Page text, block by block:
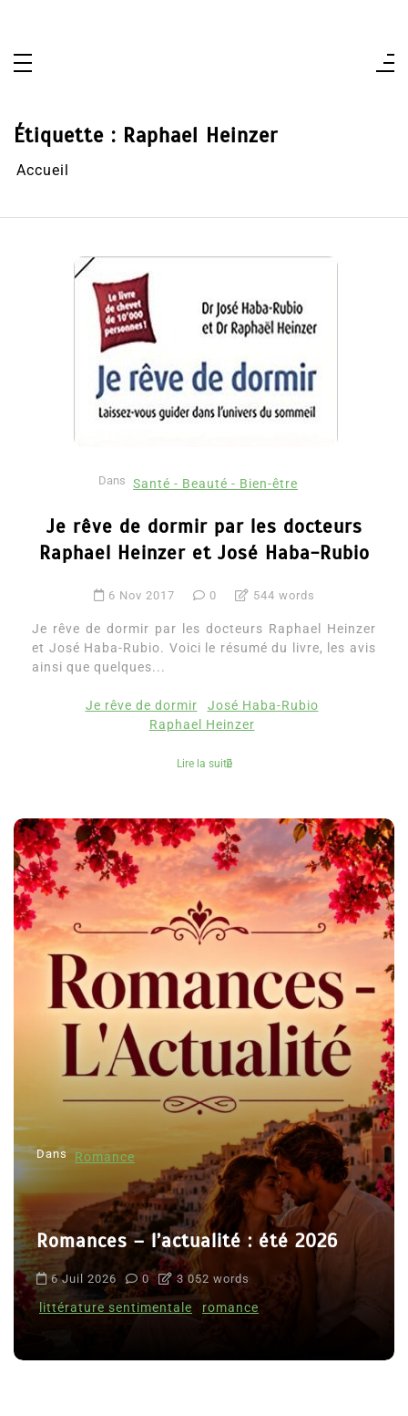
Étiquette : Raphael Heinzer
Accueil
Dans Santé - Beauté - Bien-être
Je rêve de dormir par les docteurs
Raphael Heinzer et José Haba-Rubio
6 Nov 2017 0 544 words
Je rêve de dormir par les docteurs Raphael Heinzer
et José Haba-Rubio. Voici le résumé du livre, les avis
ainsi que quelques...
Je rêve de dormir
José Haba-Rubio
Raphael Heinzer
Lire la suite
Dans Romance
Romances – l’actualité : été 2026
6 Juil 2026 0 3 052 words
littérature sentimentale romance